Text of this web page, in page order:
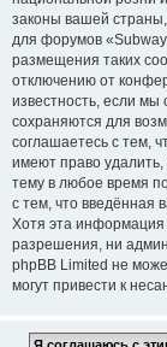
законы вашей страны,
для форумов
размещения таких
отключению от
известность, если
сохраняются для
соглашаетесь с тем,
имеют право
тему в любое время
с тем, что введённая
Хотя эта информация
разрешения, ни
phpBB Limited не
могут привести к